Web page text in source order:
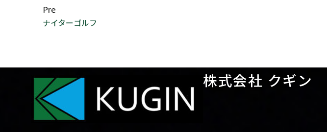
Pre
ナイターゴルフ
株式会社 クギン